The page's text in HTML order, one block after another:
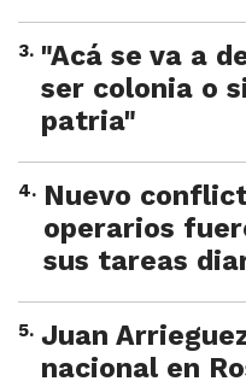
3. "Acá se va a
ser colonia o
patria"
4. Nuevo
operarios
sus tareas
5. Juan
nacional en